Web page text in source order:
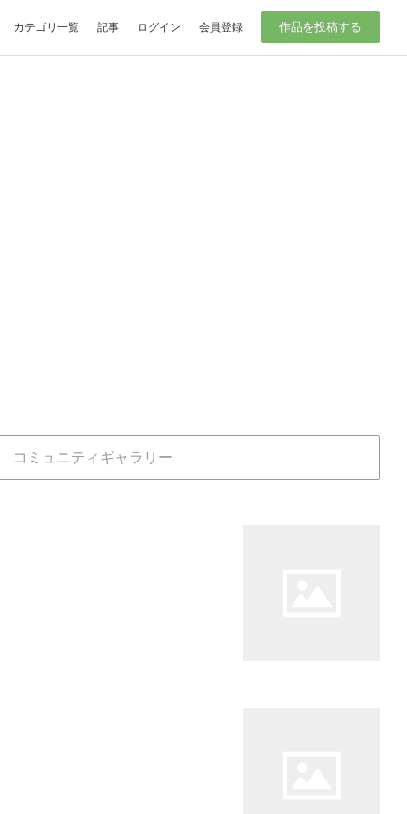
カテゴリ一覧 記事 ログイン 会員登録 作品を投稿する
コミュニティギャラリー